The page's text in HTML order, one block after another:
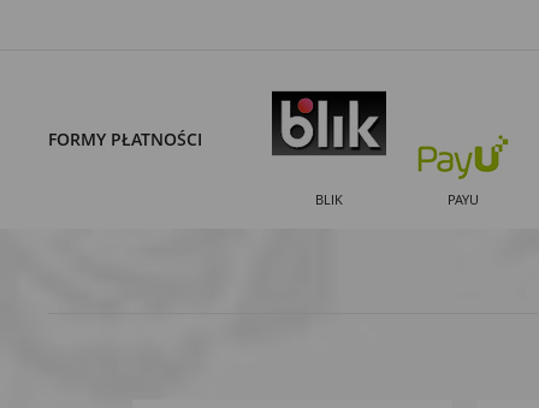
FORMY PŁATNOŚCI
BLIK PAYU